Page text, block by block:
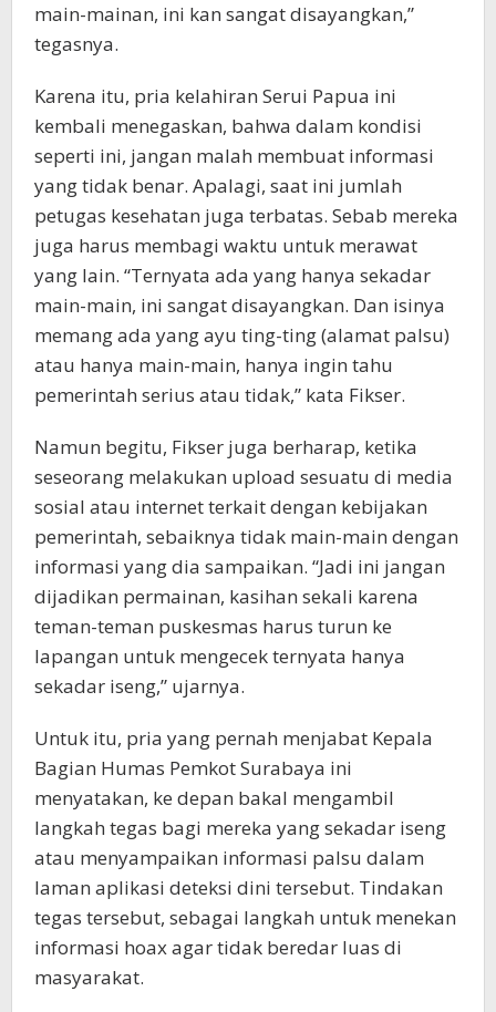
main-mainan, ini kan sangat disayangkan,”
tegasnya.
Karena itu, pria kelahiran Serui Papua ini
kembali menegaskan, bahwa dalam kondisi
seperti ini, jangan malah membuat informasi
yang tidak benar. Apalagi, saat ini jumlah
petugas kesehatan juga terbatas. Sebab mereka
juga harus membagi waktu untuk merawat
yang lain. “Ternyata ada yang hanya sekadar
main-main, ini sangat disayangkan. Dan isinya
memang ada yang ayu ting-ting (alamat palsu)
atau hanya main-main, hanya ingin tahu
pemerintah serius atau tidak,” kata Fikser.
Namun begitu, Fikser juga berharap, ketika
seseorang melakukan upload sesuatu di media
sosial atau internet terkait dengan kebijakan
pemerintah, sebaiknya tidak main-main dengan
informasi yang dia sampaikan. “Jadi ini jangan
dijadikan permainan, kasihan sekali karena
teman-teman puskesmas harus turun ke
lapangan untuk mengecek ternyata hanya
sekadar iseng,” ujarnya.
Untuk itu, pria yang pernah menjabat Kepala
Bagian Humas Pemkot Surabaya ini
menyatakan, ke depan bakal mengambil
langkah tegas bagi mereka yang sekadar iseng
atau menyampaikan informasi palsu dalam
laman aplikasi deteksi dini tersebut. Tindakan
tegas tersebut, sebagai langkah untuk menekan
informasi hoax agar tidak beredar luas di
masyarakat.